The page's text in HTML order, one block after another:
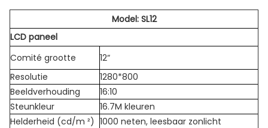
Model: SL12
LCD paneel
Comité grootte
12“
Resolutie
1280*800
Beeldverhouding
16:10
Steunkleur
16.7M kleuren
Helderheid (cd/m ²) 1000 neten, leesbaar zonlicht